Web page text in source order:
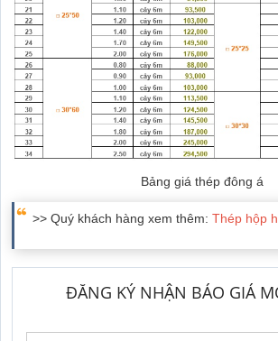
Bảng giá thép đông á
>> Quý khách hàng xem thêm: Thép hộp
ĐĂNG KÝ NHẬN BÁO GIÁ